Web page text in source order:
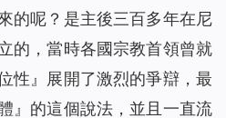
的呢？是主後三百多年在尼
的，當時各國宗教首領曾就
性』展開了激烈的爭辯，最
』的這個說法，並且一直流